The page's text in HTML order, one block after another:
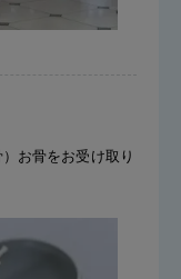
お骨をお受け取り